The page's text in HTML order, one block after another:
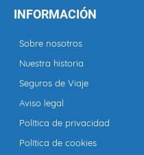
INFORMACIÓN
Sobre nosotros
Nuestra historia
Seguros de Viaje
Aviso legal
Política de privacidad
Política de cookies